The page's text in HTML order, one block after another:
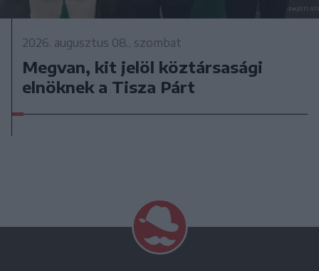
2026. augusztus 08., szombat
Megvan, kit jelöl köztársasági
elnöknek a Tisza Párt